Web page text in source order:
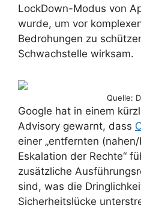
LockDown-Modus von
wurde, um vor
Bedrohungen zu
Schwachstelle wirksam.
Quelle:
Google hat in einem
Advisory gewarnt, dass
einer „entfernten
Eskalation der Rechte“
zusätzliche
sind, was die
Sicherheitslücke